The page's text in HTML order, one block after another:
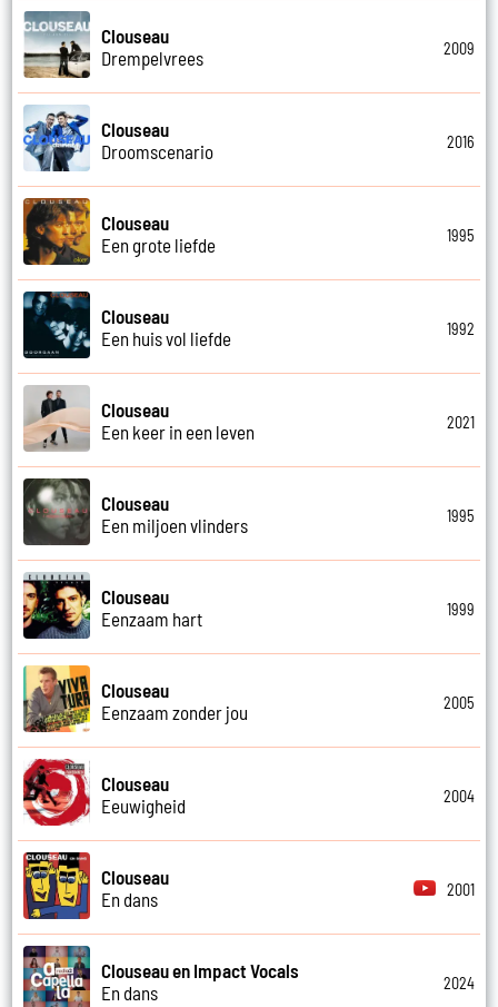
Clouseau
Drempelvrees
2009
Clouseau
Droomscenario
2016
Clouseau
Een grote liefde
1995
Clouseau
Een huis vol liefde
1992
Clouseau
Een keer in een leven
2021
Clouseau
Een miljoen vlinders
1995
Clouseau
Eenzaam hart
1999
Clouseau
Eenzaam zonder jou
2005
Clouseau
Eeuwigheid
2004
Clouseau
En dans
2001
Clouseau en Impact Vocals
En dans
2024